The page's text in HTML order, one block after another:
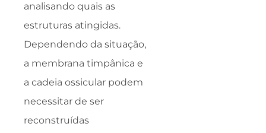
analisando quais as
estruturas atingidas.
Dependendo da situação,
a membrana timpânica e
a cadeia ossicular podem
necessitar de ser
reconstruídas